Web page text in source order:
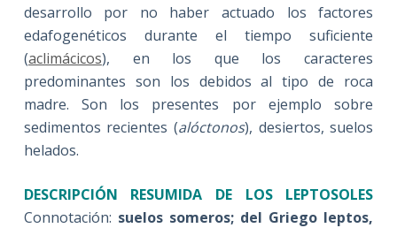
desarrollo por no haber actuado los factores
edafogenéticos durante el tiempo suficiente
(aclimácicos), en los que los caracteres
predominantes son los debidos al tipo de roca
madre. Son los presentes por ejemplo sobre
sedimentos recientes (alóctonos), desiertos, suelos
helados.
DESCRIPCIÓN RESUMIDA DE LOS LEPTOSOLES
Connotación: suelos someros; del Griego leptos,